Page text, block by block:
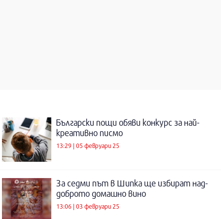
Български пощи обяви конкурс за най-
креативно писмо
13:29 | 05 февруари 25
За седми път в Шипка ще избират над-
доброто домашно вино
13:06 | 03 февруари 25